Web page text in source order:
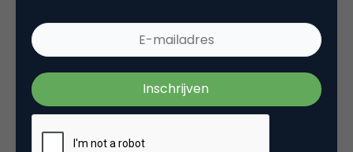
Een van de reacties op eenLinkedIn-postvan
Bosma (die nogal wat opschudding veroorzaakte):
“Ik heb de activist in mij altijd moeten troosten met
de gedachte dat het onderzoek is gestaafd op
consumentenperceptie; waarmee erkenning wordt
gegeven voor de effectiviteit van